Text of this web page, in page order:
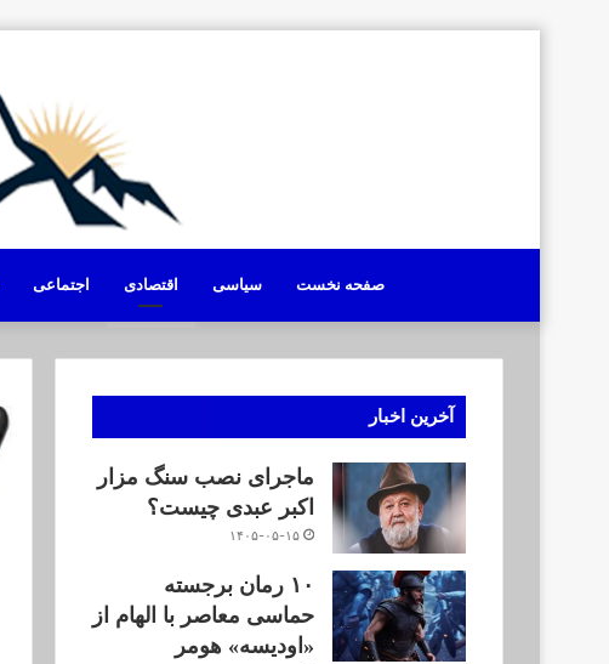
صفحه نخست سیاسی اقتصادی اجتماعی
آخرین اخبار
ماجرای نصب سنگ مزار
اکبر عبدی چیست؟
۱۴۰۵-۰۵-۱۵
۱۰ رمان برجسته
حماسی معاصر با الهام از
«اودیسه» هومر